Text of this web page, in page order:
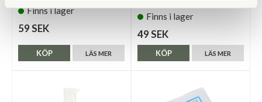
Finns i lager
59 SEK
LÄS MER
KÖP
Finns i lager
49 SEK
LÄS MER
KÖP